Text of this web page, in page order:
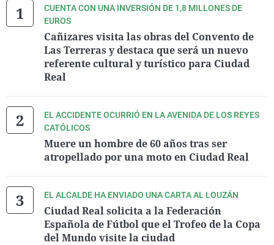
CUENTA CON UNA INVERSIÓN DE 1,8 MILLONES DE
EUROS
Cañizares visita las obras del Convento de
Las Terreras y destaca que será un nuevo
referente cultural y turístico para Ciudad
Real
EL ACCIDENTE OCURRIÓ EN LA AVENIDA DE LOS REYES
CATÓLICOS
Muere un hombre de 60 años tras ser
atropellado por una moto en Ciudad Real
EL ALCALDE HA ENVIADO UNA CARTA AL LOUZÁN
Ciudad Real solicita a la Federación
Española de Fútbol que el Trofeo de la Copa
del Mundo visite la ciudad